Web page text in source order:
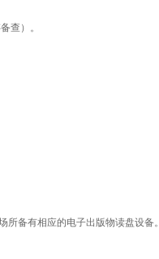
查）。
备有相应的电子出版物读盘设备。